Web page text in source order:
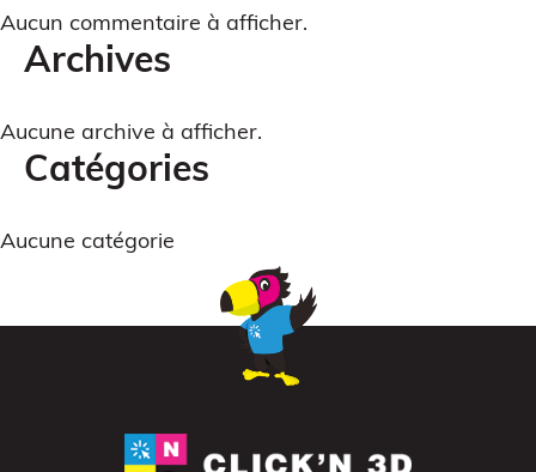
MODÉLISATION 3D
CAO
Aucun commentaire à afficher.
Archives
Aucune archive à afficher.
Catégories
Aucune catégorie